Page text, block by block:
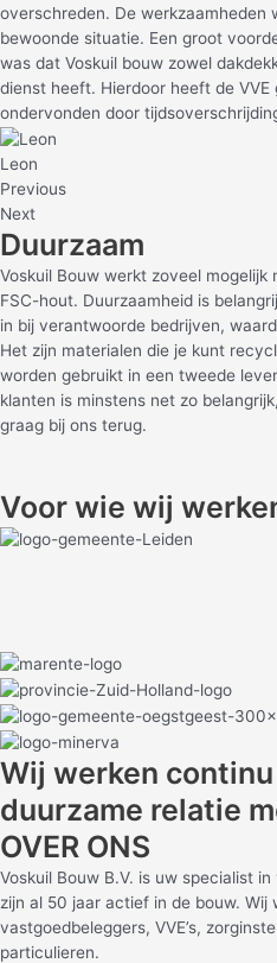
overschreden. De werkzaamheden
bewoonde situatie. Een groot
was dat Voskuil bouw zowel
dienst heeft. Hierdoor heeft de
ondervonden door
Leon
Previous
Next
Duurzaam
Voskuil Bouw werkt zoveel
FSC-hout. Duurzaamheid is
in bij verantwoorde bedrijven,
Het zijn materialen die je kunt
worden gebruikt in een tweede
klanten is minstens net zo
graag bij ons terug.
Voor wie wij
Wij werken continu
duurzame relatie
OVER ONS
Voskuil Bouw B.V. is uw specialist
zijn al 50 jaar actief in de bouw. Wij
vastgoedbeleggers, VVE’s,
particulieren.